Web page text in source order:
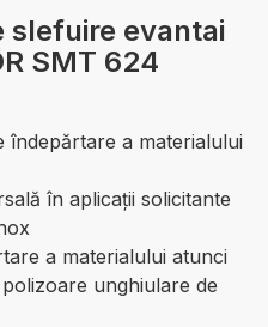
slefuire evantai
SMT 624
îndepărtare a materialului
în aplicații solicitante
a materialului atunci
unghiulare de